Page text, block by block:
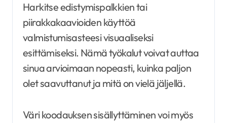
Harkitse edistymispalkkien tai
piirakkakaavioiden käyttöä
valmistumisasteesi visuaaliseksi
esittämiseksi. Nämä työkalut voivat auttaa
sinua arvioimaan nopeasti, kuinka paljon
olet saavuttanut ja mitä on vielä jäljellä.
Väri koodauksen sisällyttäminen voi myös